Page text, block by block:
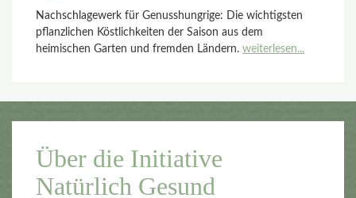
Nachschlagewerk für Genusshungrige: Die wichtigsten
pflanzlichen Köstlichkeiten der Saison aus dem
heimischen Garten und fremden Ländern. weiterlesen...
Über die Initiative
Natürlich Gesund